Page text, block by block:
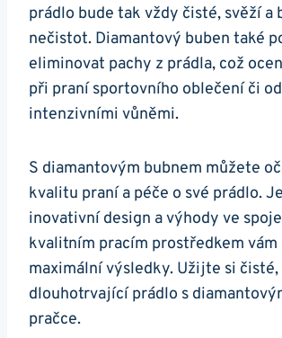
prádlo‌ bude tak vždy čisté, ‌svěží a
nečistot. Diamantový buben​ také
⁣eliminovat ‌pachy z prádla, což
při praní sportovního oblečení či
intenzivními ⁣vůněmi.
S diamantovým bubnem ⁤můžete
kvalitu praní⁢ a péče ⁣o své prádlo.‍
inovativní design a výhody ve
⁢kvalitním ⁢pracím prostředkem⁢ vám
maximální výsledky. Užijte si ⁢čisté,
⁣dlouhotrvající prádlo s
⁣pračce.